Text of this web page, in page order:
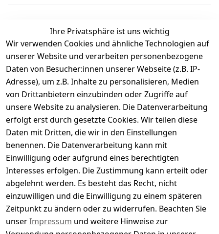
Kundenbewertungen
Durchschnittliche Bewertung
0
Basierend auf 0 Bewertung(en)
Bewertung abgeben
5
( 0 )
4
( 0 )
3
( 0 )
2
( 0 )
1
( 0 )
Es hat noch niemand eine Bewertung für diesen
Artikel abgegeben
Ihre Privatsphäre ist uns wichtig
Wir verwenden Cookies und ähnliche Technologien auf
unserer Website und verarbeiten personenbezogene
Daten von Besucher:innen unserer Webseite (z.B. IP-
Adresse), um z.B. Inhalte zu personalisieren, Medien
von Drittanbietern einzubinden oder Zugriffe auf
unsere Website zu analysieren. Die Datenverarbeitung
erfolgt erst durch gesetzte Cookies. Wir teilen diese
Daten mit Dritten, die wir in den Einstellungen
benennen. Die Datenverarbeitung kann mit
Einwilligung oder aufgrund eines berechtigten
Interesses erfolgen. Die Zustimmung kann erteilt oder
abgelehnt werden. Es besteht das Recht, nicht
einzuwilligen und die Einwilligung zu einem späteren
Zeitpunkt zu ändern oder zu widerrufen. Beachten Sie
unserImpressum und weitere Hinweise zur